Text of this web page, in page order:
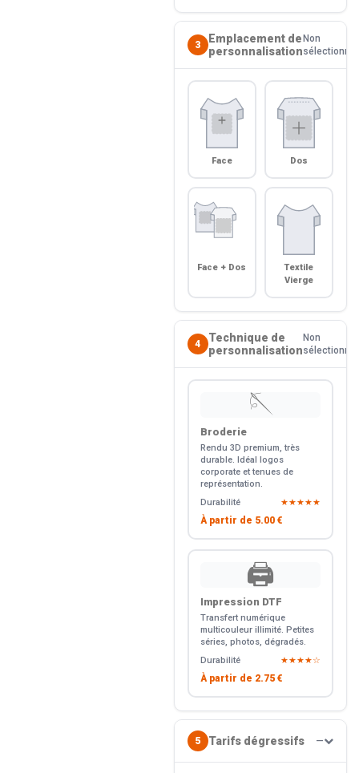
3
Emplacement de
personnalisation
Non
sélectionné
Face Dos
Face + Dos
Textile
Vierge
4
Technique de
personnalisation
Non
sélectionné
🪡
Broderie
Rendu 3D premium, très
durable. Idéal logos
corporate et tenues de
représentation.
Durabilité
★★★★★
À partir de 5.00 €
🖨️
Impression DTF
Transfert numérique
multicouleur illimité. Petites
séries, photos, dégradés.
Durabilité
★★★★☆
À partir de 2.75 €
5 Tarifs dégressifs —